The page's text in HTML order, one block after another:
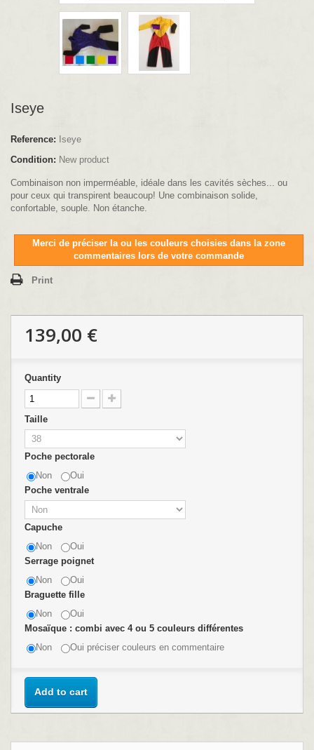
Iseye
Reference: Iseye
Condition: New product
Combinaison non imperméable, idéale dans les cavités sèches... ou
pour ceux qui transpirent beaucoup! Une combinaison solide,
confortable, souple. Non étanche.
Merci de préciser la ou les couleurs choisies dans la zone
commentaires lors de votre commande
Print
139,00 €
Quantity
Taille
Poche pectorale
Non
Oui
Poche ventrale
Capuche
Non
Oui
Serrage poignet
Non
Oui
Braguette fille
Non
Oui
Mosaïque : combi avec 4 ou 5 couleurs différentes
Non
Oui préciser couleurs en commentaire
Add to cart